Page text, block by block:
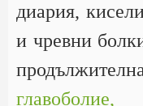
диария,
и чревни
главоболие,